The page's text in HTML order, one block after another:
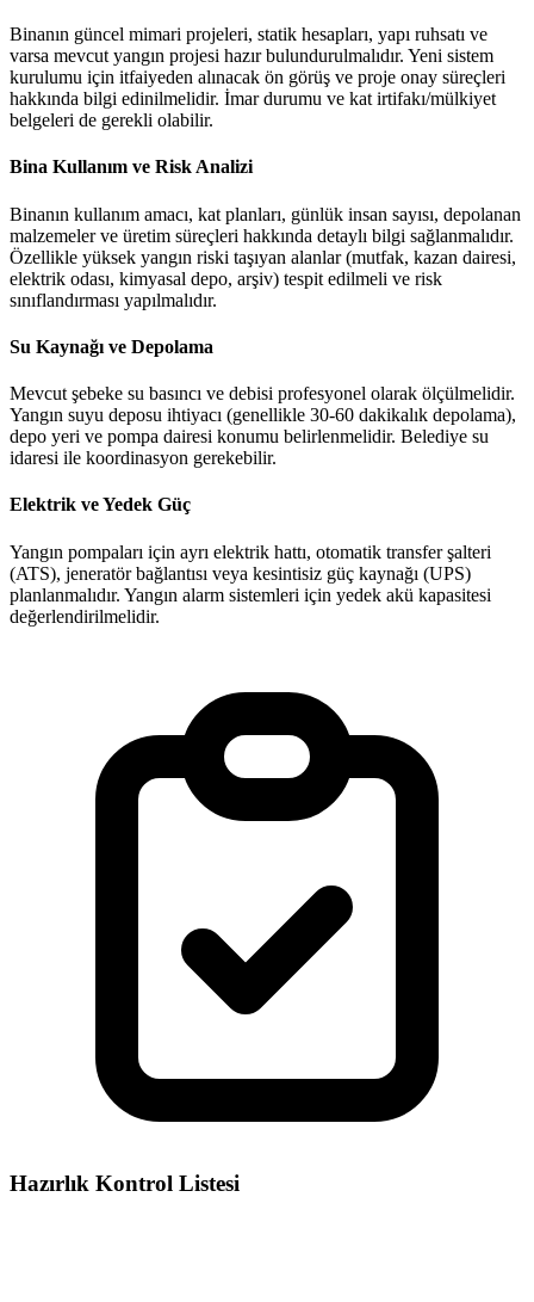
Binanın güncel mimari projeleri, statik hesapları, yapı ruhsatı ve
varsa mevcut yangın projesi hazır bulundurulmalıdır. Yeni sistem
kurulumu için itfaiyeden alınacak ön görüş ve proje onay süreçleri
hakkında bilgi edinilmelidir. İmar durumu ve kat irtifakı/mülkiyet
belgeleri de gerekli olabilir.
Bina Kullanım ve Risk Analizi
Binanın kullanım amacı, kat planları, günlük insan sayısı, depolanan
malzemeler ve üretim süreçleri hakkında detaylı bilgi sağlanmalıdır.
Özellikle yüksek yangın riski taşıyan alanlar (mutfak, kazan dairesi,
elektrik odası, kimyasal depo, arşiv) tespit edilmeli ve risk
sınıflandırması yapılmalıdır.
Su Kaynağı ve Depolama
Mevcut şebeke su basıncı ve debisi profesyonel olarak ölçülmelidir.
Yangın suyu deposu ihtiyacı (genellikle 30-60 dakikalık depolama),
depo yeri ve pompa dairesi konumu belirlenmelidir. Belediye su
idaresi ile koordinasyon gerekebilir.
Elektrik ve Yedek Güç
Yangın pompaları için ayrı elektrik hattı, otomatik transfer şalteri
(ATS), jeneratör bağlantısı veya kesintisiz güç kaynağı (UPS)
planlanmalıdır. Yangın alarm sistemleri için yedek akü kapasitesi
değerlendirilmelidir.
Hazırlık Kontrol Listesi